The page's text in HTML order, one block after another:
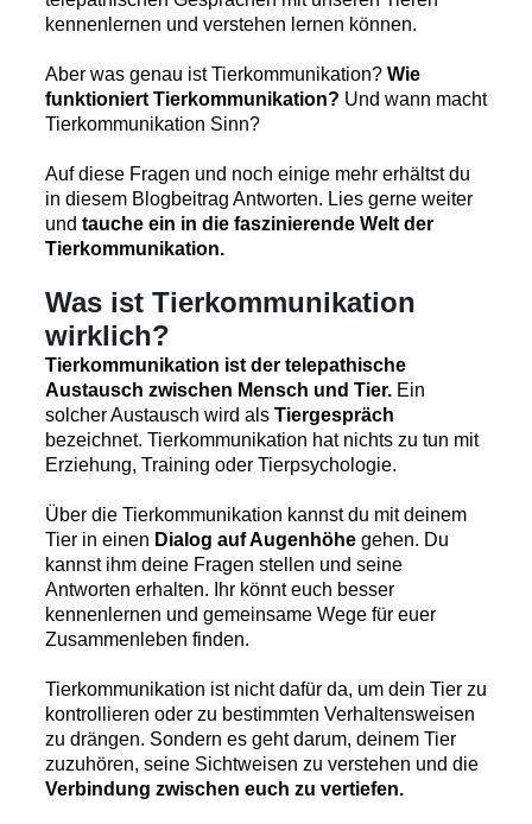
kennenlernen und verstehen lernen können.
Aber was genau ist Tierkommunikation? Wie
funktioniert Tierkommunikation? Und wann macht
Tierkommunikation Sinn?
Auf diese Fragen und noch einige mehr erhältst du
in diesem Blogbeitrag Antworten. Lies gerne weiter
und tauche ein in die faszinierende Welt der
Tierkommunikation.
Was ist Tierkommunikation
wirklich?
Tierkommunikation ist der telepathische
Austausch zwischen Mensch und Tier. Ein
solcher Austausch wird als Tiergespräch
bezeichnet. Tierkommunikation hat nichts zu tun mit
Erziehung, Training oder Tierpsychologie.
Über die Tierkommunikation kannst du mit deinem
Tier in einen Dialog auf Augenhöhe gehen. Du
kannst ihm deine Fragen stellen und seine
Antworten erhalten. Ihr könnt euch besser
kennenlernen und gemeinsame Wege für euer
Zusammenleben finden.
Tierkommunikation ist nicht dafür da, um dein Tier zu
kontrollieren oder zu bestimmten Verhaltensweisen
zu drängen. Sondern es geht darum, deinem Tier
zuzuhören, seine Sichtweisen zu verstehen und die
Verbindung zwischen euch zu vertiefen.